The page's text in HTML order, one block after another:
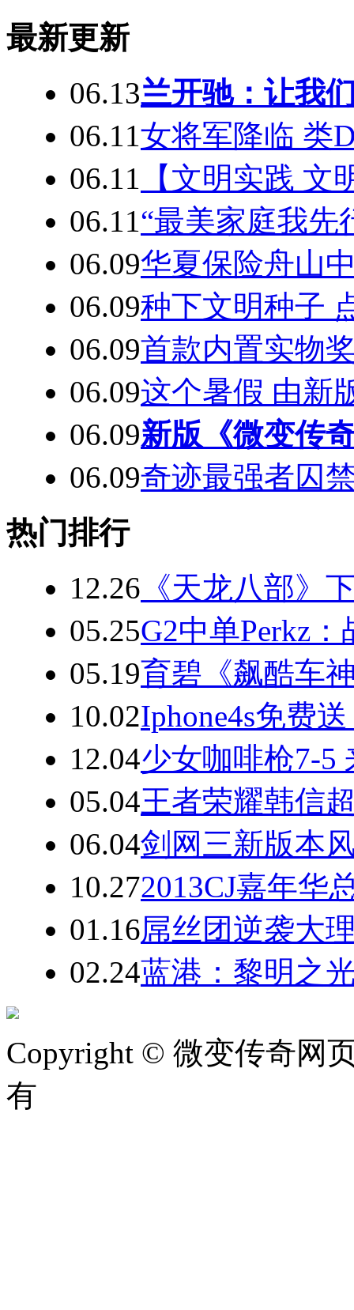
最新更新
06.13兰开驰：让我
06.11女将军降临 类
06.11 【文明实践 文
06.11“最美家庭我先
06.09华夏保险舟山
06.09种下文明种子
06.09首款内置实物
06.09这个暑假 由新
06.09新版《微变传
06.09奇迹最强者囚
热门排行
12.26 《天龙八部》
05.25G2中单Perkz
05.19育碧《飙酷车
10.02Iphone4s免费
12.04少女咖啡枪7-5
05.04王者荣耀韩信
06.04剑网三新版本
10.272013CJ嘉年
01.16屌丝团逆袭大
02.24蓝港：黎明之
Copyright © 微变传奇网
有